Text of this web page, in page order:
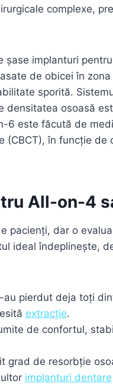
complexe,
implanturi
de obicei în
sporită.
osoasă
este făcută de
(CBCT), în funcție de
All-on-4
pacienți, dar o
ideal îndeplinește,
au pierdut deja toți
extracție.
de confortul,
grad de resorbție
implanturi dentare